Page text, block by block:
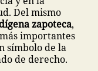
Del mismo
zapoteca,
importantes
símbolo de la
de derecho.